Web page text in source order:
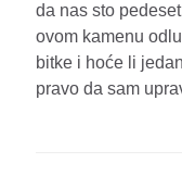
da nas sto
ovom kamenu
bitke i hoće li
pravo da sam